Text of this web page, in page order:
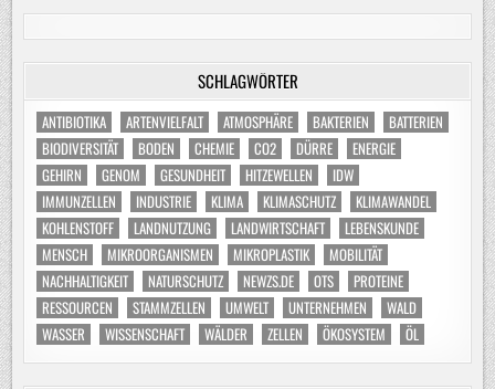
SCHLAGWÖRTER
ANTIBIOTIKA ARTENVIELFALT ATMOSPHÄRE BAKTERIEN
BATTERIEN
BIODIVERSITÄT
BODEN CHEMIE CO2 DÜRRE
ENERGIE
GEHIRN
GENOM GESUNDHEIT HITZEWELLEN
IDW
IMMUNZELLEN
INDUSTRIE KLIMA KLIMASCHUTZ
KLIMAWANDEL
KOHLENSTOFF
LANDNUTZUNG LANDWIRTSCHAFT
LEBENSKUNDE
MENSCH
MIKROORGANISMEN MIKROPLASTIK
MOBILITÄT
NACHHALTIGKEIT
NATURSCHUTZ NEWZS.DE OTS
PROTEINE
RESSOURCEN
STAMMZELLEN UMWELT UNTERNEHMEN
WALD
WASSER
WISSENSCHAFT WÄLDER ZELLEN ÖKOSYSTEM ÖL